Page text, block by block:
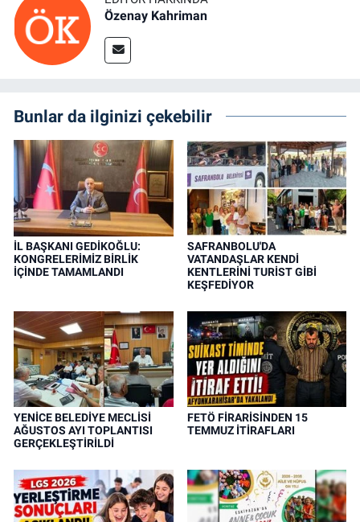
Özenay Kahriman
Bunlar da ilginizi çekebilir
İL BAŞKANI GEDİKOĞLU:
KONGRELERİMİZ BİRLİK
İÇİNDE TAMAMLANDI
SAFRANBOLU'DA
VATANDAŞLAR KENDİ
KENTLERİNİ TURİST GİBİ
KEŞFEDİYOR
YENİCE BELEDİYE MECLİSİ
AĞUSTOS AYI TOPLANTISI
GERÇEKLEŞTİRİLDİ
FETÖ FİRARİSİNDEN 15
TEMMUZ İTİRAFLARI